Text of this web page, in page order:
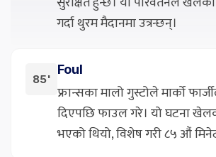
गर्दा थुरम मैदानमा उत्रन्छन्।
85'
Foul
फ्रान्सका मालो गुस्टोले मार्को
दिएपछि फाउल गरे। यो घटना
भएको थियो, विशेष गरी ८५ औं